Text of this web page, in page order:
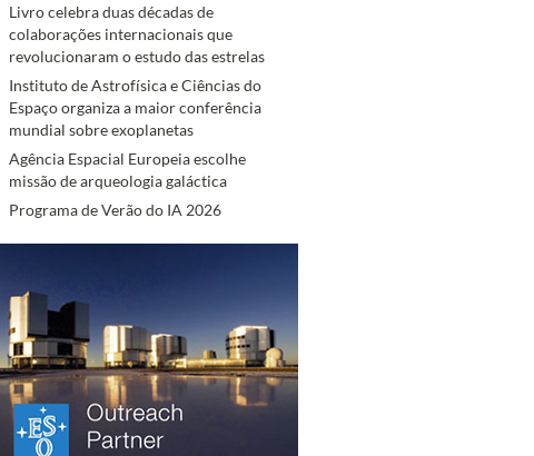
Livro celebra duas décadas de
colaborações internacionais que
revolucionaram o estudo das estrelas
Instituto de Astrofísica e Ciências do
Espaço organiza a maior conferência
mundial sobre exoplanetas
Agência Espacial Europeia escolhe
missão de arqueologia galáctica
Programa de Verão do IA 2026